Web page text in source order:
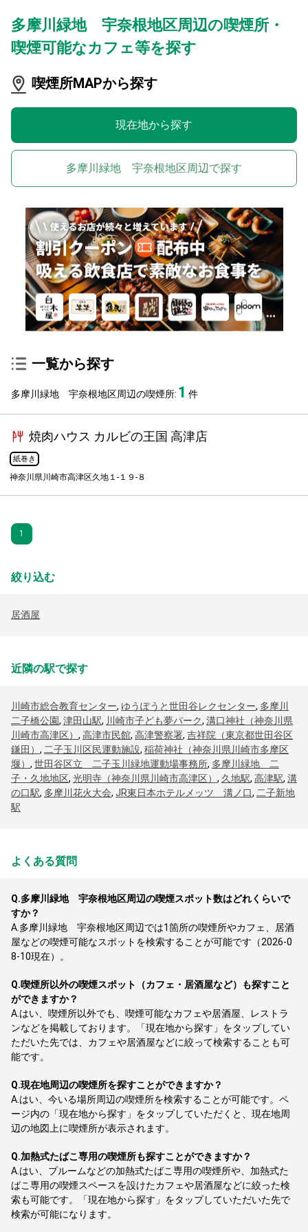
多摩川緑地 宇奈根地区周辺の喫煙所・
喫煙可能なカフェ等を探す
喫煙所MAPから探す
現在地から探す
多摩川緑地 宇奈根地区周辺で探す
一覧から探す
多摩川緑地 宇奈根地区周辺の喫煙所: 1 件
焼肉ハウス カルビの王国 高津店
紙巻き
神奈川県川崎市高津区久地１-１９-８
1
絞り込む
居酒屋
近隣の駅で探す
川崎市総合教育センター, ゆうぽうと世田谷レクセンター, 多摩川
二子橋公園, 津田山駅, 川崎市子ども夢パーク, 溝口神社（神奈川県
川崎市高津区） , 高津市民館, 高津警察署, 吉祥院（東京都世田谷区
鎌田） , 二子玉川区民運動施設, 稲荷神社（神奈川県川崎市多摩区
堰） , 世田谷区立 二子玉川緑地運動場事務所, 多摩川緑地 二
子・久地地区, 光明寺（神奈川県川崎市高津区） , 久地駅, 高津駅, 溝
の口駅, 多摩川花火大会, JR東日本ホテルメッツ 溝ノ口, 二子新地
駅
よくある質問
Q.多摩川緑地 宇奈根地区周辺の喫煙スポット数はどれくらいで
すか？
A. 多摩川緑地 宇奈根地区周辺では1箇所の喫煙所やカフェ、居酒
屋などの喫煙可能なスポットを検索することが可能です（2026-0
8-10現在）。
Q.喫煙所以外の喫煙スポット（カフェ・居酒屋など）も探すこと
ができますか？
A. はい、喫煙所以外でも、喫煙可能なカフェや居酒屋、レストラ
ンなどを掲載しております。「現在地から探す」をタップしてい
ただいた先では、カフェや居酒屋などに絞って検索することも可
能です。
Q.現在地周辺の喫煙所を探すことができますか？
A. はい、今いる場所周辺の喫煙所を検索することが可能です。ペ
ージ内の「現在地から探す」をタップしていただくと、現在地周
辺の地図上に喫煙所が表示されます。
Q.加熱式たばこ専用の喫煙所も探すことができますか？
A. はい、プルームなどの加熱式たばこ専用の喫煙所や、加熱式た
ばこ専用の喫煙スペースを設けたカフェや居酒屋などに絞った検
索も可能です。「現在地から探す」をタップしていただいた先で
検索が可能になります。